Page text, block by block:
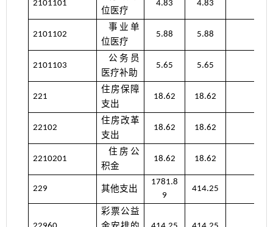
2101101
位医疗
4.83 4.83
2101102
事业单
位医疗
5.88 5.88
2101103
公务员
医疗补助
5.65 5.65
221
住房保障
支出
18.62 18.62
22102
住房改革
支出
18.62 18.62
2210201
住房公
积金
18.62 18.62
229 其他支出
1781.8
9
414.25
彩票公益